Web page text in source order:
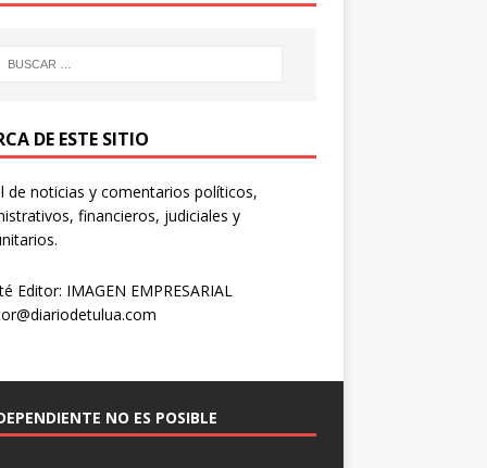
DE ESTE SITIO
de noticias y comentarios políticos,
financieros, judiciales y
Editor: IMAGEN EMPRESARIAL
NO ES POSIBLE